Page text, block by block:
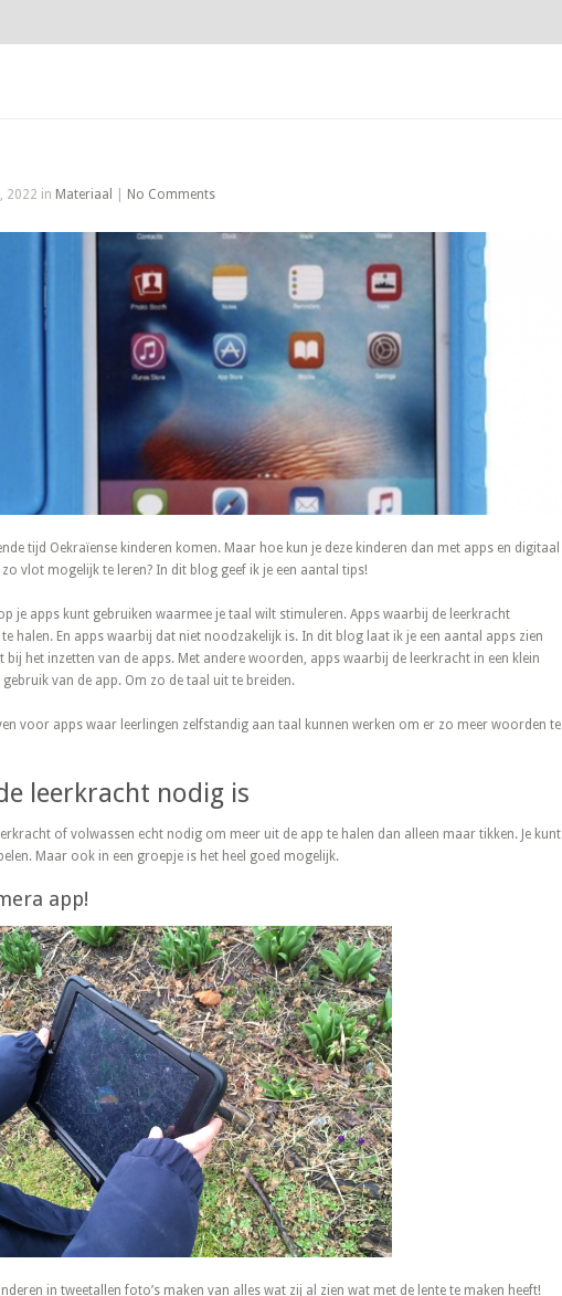
2022 in Materiaal No Comments
tijd Oekraïense kinderen komen. Maar hoe kun je deze kinderen dan met apps en digitaal
vlot mogelijk te leren? In dit blog geef ik je een aantal tips!
je apps kunt gebruiken waarmee je taal wilt stimuleren. Apps waarbij de leerkracht
halen. En apps waarbij dat niet noodzakelijk is. In dit blog laat ik je een aantal apps zien
het inzetten van de apps. Met andere woorden, apps waarbij de leerkracht in een klein
van de app. Om zo de taal uit te breiden.
voor apps waar leerlingen zelfstandig aan taal kunnen werken om er zo meer woorden te
leerkracht nodig is
of volwassen echt nodig om meer uit de app te halen dan alleen maar tikken. Je kunt
Maar ook in een groepje is het heel goed mogelijk.
app!
in tweetallen foto’s maken van alles wat zij al zien wat met de lente te maken heeft!